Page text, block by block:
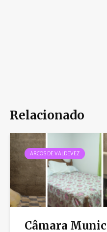
Relacionado
ARCOS DE VALDEVEZ
Câmara